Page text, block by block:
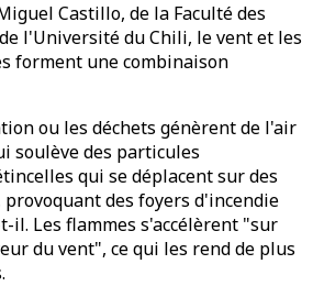
Castillo, de la Faculté des
l'Université du Chili, le vent et les
forment une combinaison
ou les déchets génèrent de l'air
soulève des particules
qui se déplacent sur des
des foyers d'incendie
il. Les flammes s'accélèrent "sur
du vent", ce qui les rend de plus